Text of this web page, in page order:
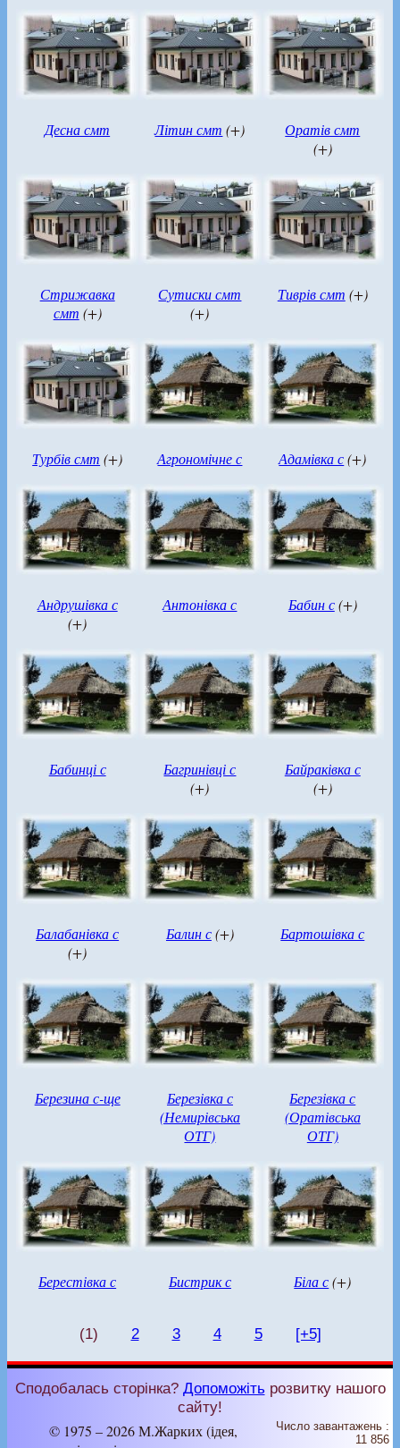
Десна смт Літин смт (+)
Оратів смт
(+)
Стрижавка
смт (+)
Сутиски смт
(+)
Тиврів смт (+)
Турбів смт (+) Агрономічне с Адамівка с(+)
Андрушівка с
(+)
Антонівка с Бабин с(+)
Бабинці с
Багринівці с
(+)
Байраківка с
(+)
Балабанівка с
(+)
Балин с(+) Бартошівка с
Березина с-ще
Березівка с
(Немирівська
ОТГ)
Березівка с
(Оратівська
ОТГ)
Берестівка с Бистрик с Біла с(+)
(1) 2 3 4 5 [+5]
Сподобалась сторінка? Допоможітьрозвитку нашого
сайту!
© 1975 – 2026 М.Жарких (ідея,
Число завантажень :
11 856